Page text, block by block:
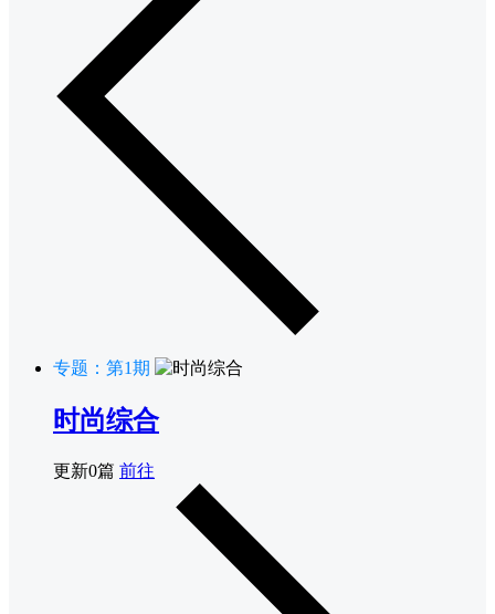
专题：第1期
时尚综合
更新0篇 前往